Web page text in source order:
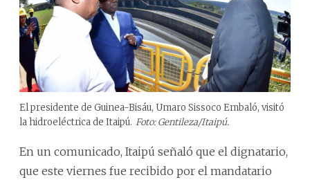
El presidente de Guinea-Bisáu, Umaro Sissoco Embaló, visitó
la hidroeléctrica de Itaipú. Foto: Gentileza/Itaipú.
En un comunicado, Itaipú señaló que el dignatario,
que este viernes fue recibido por el mandatario